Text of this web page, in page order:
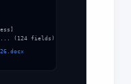
(124 fields)